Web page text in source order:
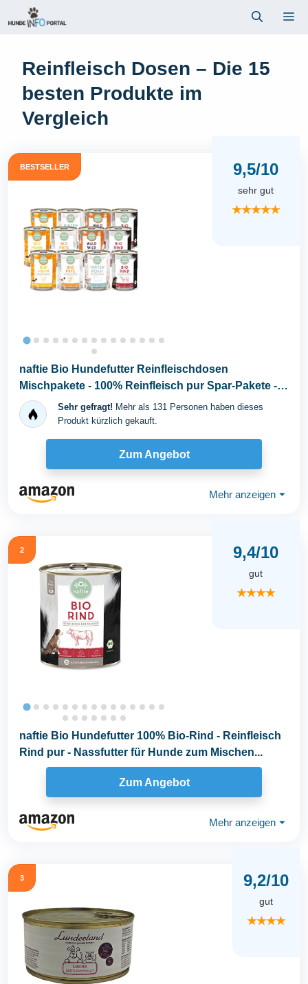
Inhalt
Reinfleisch Dosen – Die 15
besten Produkte im
Vergleich
BESTSELLER 9,5/10
sehr gut
★★★★★
naftie Bio Hundefutter Reinfleischdosen
Mischpakete - 100% Reinfleisch pur Spar-Pakete -
Nassfutter...Sehr gefragt! Mehr als 131 Personen haben dieses
Produkt kürzlich gekauft.
Zum Angebot
Mehr anzeigen ⏷
2 9,4/10
gut
★★★★
naftie Bio Hundefutter 100% Bio-Rind - Reinfleisch
Rind pur - Nassfutter für Hunde zum Mischen...
Zum Angebot
Mehr anzeigen ⏷
3 9,2/10
gut
★★★★